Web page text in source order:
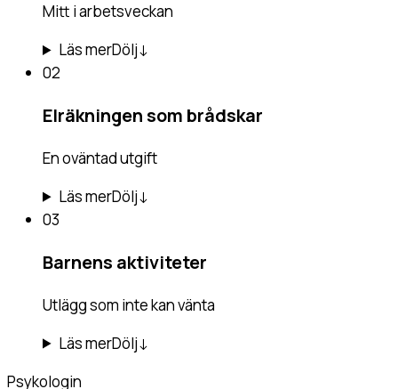
Mitt i arbetsveckan
Läs merDölj↓
02
Elräkningen som brådskar
En oväntad utgift
Läs merDölj↓
03
Barnens aktiviteter
Utlägg som inte kan vänta
Läs merDölj↓
Psykologin